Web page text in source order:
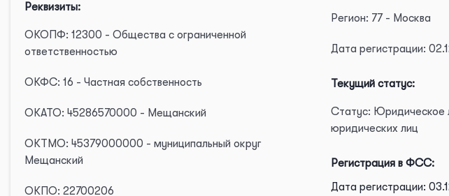
Реквизиты:
ОКОПФ: 12300 - Общества с ограниченной
ответственностью
ОКФС: 16 - Частная собственность
ОКАТО: 45286570000 - Мещанский
ОКТМО: 45379000000 - муниципальный округ
Мещанский
ОКПО: 22700206
Регион: 77 - Москва
Дата регистрации:
Текущий статус:
Статус: Юридическое
юридических лиц
Регистрация в ФСС:
Дата регистрации: